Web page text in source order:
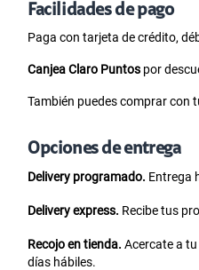
Facilidades de pago
Paga con tarjeta de crédito,
Canjea Claro Puntos por
También puedes comprar con
Opciones de entrega
Delivery programado. Entrega
Delivery express. Recibe tus
Recojo en tienda. Acercate a
días hábiles.